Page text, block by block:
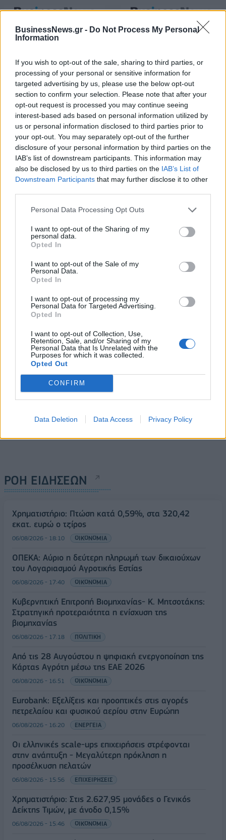
BusinessNews.gr - Do Not Process My Personal
Information
If you wish to opt-out of the sale, sharing to third parties, or
processing of your personal or sensitive information for
targeted advertising by us, please use the below opt-out
section to confirm your selection. Please note that after your
opt-out request is processed you may continue seeing
interest-based ads based on personal information utilized by
us or personal information disclosed to third parties prior to
your opt-out. You may separately opt-out of the further
disclosure of your personal information by third parties on the
IAB’s list of downstream participants. This information may
also be disclosed by us to third parties on the IAB’s List of
Downstream Participants that may further disclose it to other
Personal Data Processing Opt Outs
I want to opt-out of the Sharing of my
personal data.
Opted In
I want to opt-out of the Sale of my
Personal Data.
Opted In
I want to opt-out of processing my
Personal Data for Targeted Advertising.
Opted In
I want to opt-out of Collection, Use,
Retention, Sale, and/or Sharing of my
Personal Data that Is Unrelated with the
Purposes for which it was collected.
Opted Out
CONFIRM
Data Deletion Data Access Privacy Policy
αναδιάρθρωσης
18η συνεχόμενη χρονιά για τον
ΟΤΕ στη διεθνή σειρά δεικτών
Alpha Bank: Για πρώτη φορά το Αρχαίο Θέατρο Επιδαύρου άνοιξε τις
πύλες του σε όλους
ESG Report 2025: Πώς η ΑΒ Βασιλόπουλος μετατρέπει τη
βιωσιμότητα σε καθημερινή πράξη
ΠΕΡΙΣΣΌΤΕΡΑ ΣΕ ΑΥΤΉ ΤΗΝ ΚΑΤΗΓΟΡΊΑ
Νέο πρόγραμμα
κοινωφελούς εργασίας για
04/03/2020 - 14:38
εξοφλήσετε το φετινό
εκκαθαριστικό σε 24
04/03/2020 - 15:11
ΡΟΗ ΕΙΔΗΣΕΩΝ
Χρηματιστήριο: Πτώση κατά 0,59%, στα 320,42
εκατ. ευρώ ο τζίρος
06/08/2026 - 18:10 ΟΙΚΟΝΟΜΙΑ
ΟΠΕΚΑ: Αύριο η δεύτερη πληρωμή των δικαιούχων
του Λογαριασμού Αγροτικής Εστίας
06/08/2026 - 17:40 ΟΙΚΟΝΟΜΙΑ
Κυβερνητική Επιτροπή Βιομηχανίας- Κ. Μητσοτάκης:
Στρατηγική προτεραιότητα η ενίσχυση της
βιομηχανίας
06/08/2026 - 17:18 ΠΟΛΙΤΙΚΗ
Από τις 28 Αυγούστου η ψηφιακή ενεργοποίηση της
Κάρτας Αγρότη μέσω της ΕΑΕ 2026
06/08/2026 - 16:51 ΟΙΚΟΝΟΜΙΑ
Eurobank: Εξελίξεις και προοπτικές στις αγορές
πετρελαίου και φυσικού αερίου στην Ευρώπη
06/08/2026 - 16:20 ΕΝΕΡΓΕΙΑ
Οι ελληνικές scale-ups επιχειρήσεις στρέφονται
στην ανάπτυξη - Μεγαλύτερη πρόκληση η
προσέλκυση πελατών
06/08/2026 - 15:56 ΕΠΙΧΕΙΡΗΣΕΙΣ
Χρηματιστήριο: Στις 2.627,95 μονάδες ο Γενικός
Δείκτης Τιμών, με άνοδο 0,15%
06/08/2026 - 15:46 ΟΙΚΟΝΟΜΙΑ